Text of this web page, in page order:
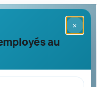
×
au
et cadeaux d’affaires